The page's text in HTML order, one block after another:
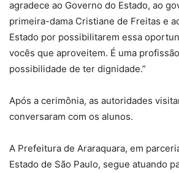
agradece ao Governo do Estado, ao
primeira-dama Cristiane de Freitas e
Estado por possibilitarem essa
vocês que aproveitem. É uma
possibilidade de ter dignidade.”
Após a cerimônia, as autoridades
conversaram com os alunos.
A Prefeitura de Araraquara, em
Estado de São Paulo, segue atuando